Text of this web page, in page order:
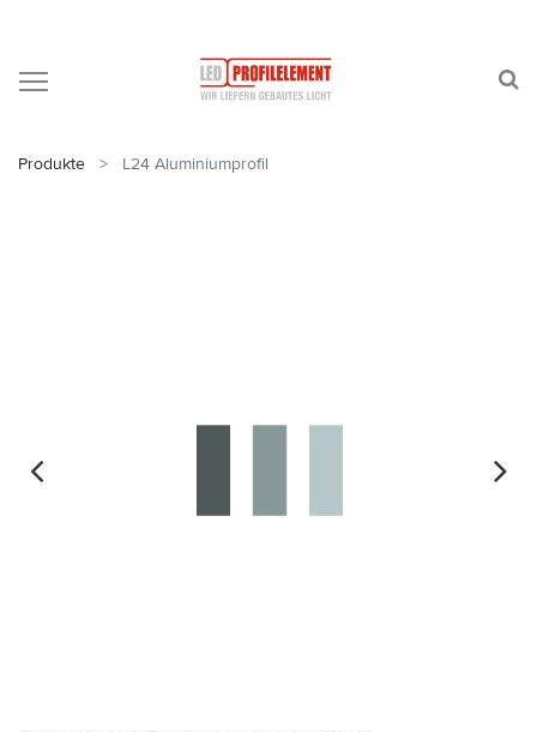
Produkte L24 Aluminiumprofil